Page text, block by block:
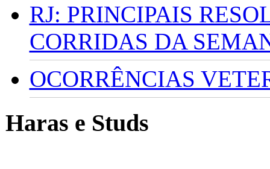
RJ: PRINCIPAIS
CORRIDAS DA
OCORRÊNCIAS
Haras e Studs